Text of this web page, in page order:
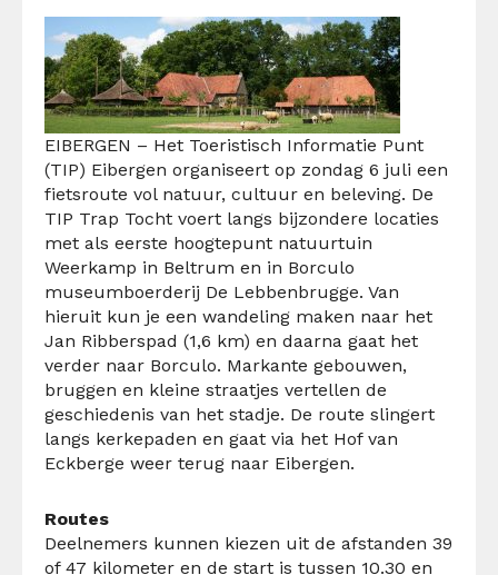
EIBERGEN – Het Toeristisch Informatie Punt
(TIP) Eibergen organiseert op zondag 6 juli een
fietsroute vol natuur, cultuur en beleving. De
TIP Trap Tocht voert langs bijzondere locaties
met als eerste hoogtepunt natuurtuin
Weerkamp in Beltrum en in Borculo
museumboerderij De Lebbenbrugge. Van
hieruit kun je een wandeling maken naar het
Jan Ribberspad (1,6 km) en daarna gaat het
verder naar Borculo. Markante gebouwen,
bruggen en kleine straatjes vertellen de
geschiedenis van het stadje. De route slingert
langs kerkepaden en gaat via het Hof van
Eckberge weer terug naar Eibergen.
Routes
Deelnemers kunnen kiezen uit de afstanden 39
of 47 kilometer en de start is tussen 10.30 en